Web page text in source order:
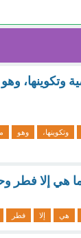
وتكوينها، وهو
هي إلا فطر
هي إلا فطر